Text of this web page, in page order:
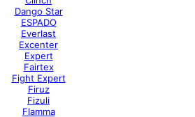
Dango Star
ESPADO
Everlast
Excenter
Expert
Fairtex
Fight Expert
Firuz
Fizuli
Flamma